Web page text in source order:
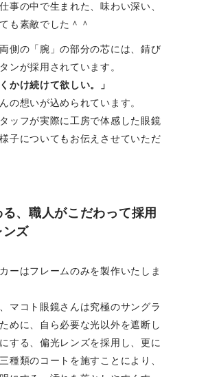
事の中で生まれた、味わい深い、
も素敵でした＾＾
側の「腕」の部分の芯には、錆び
ンが採用されています。
かけ続けて欲しい。」
の想いが込められています。
ッフが実際に工房で体感した眼鏡
子についてもお伝えさせていただ
、職人がこだわって採用
ンズ
ーはフレームのみを製作いたしま
マコト眼鏡さんは究極のサングラ
めに、自ら必要な光以外を遮断し
する、偏光レンズを採用し、更に
種類のコートを施すことにより、